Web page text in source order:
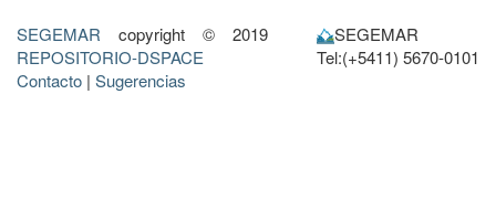
SEGEMAR copyright © 2019
REPOSITORIO-DSPACE
Contacto | Sugerencias
SEGEMAR
Tel:(+5411) 5670-0101